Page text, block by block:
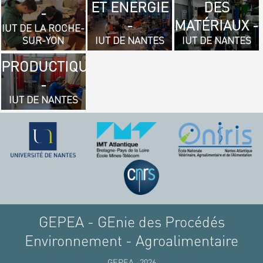
-
IUT DE LA ROCHE-
SUR-YON
ET ENERGIE
-
IUT DE NANTES
DES
MATÉRIAUX -
IUT DE NANTES
- GÉNIE
MÉCANIQUE
ET
PRODUCTIQUE
-
IUT DE NANTES
GEPEA - GEnie des Procédés
Environnement - Agroalimentaire